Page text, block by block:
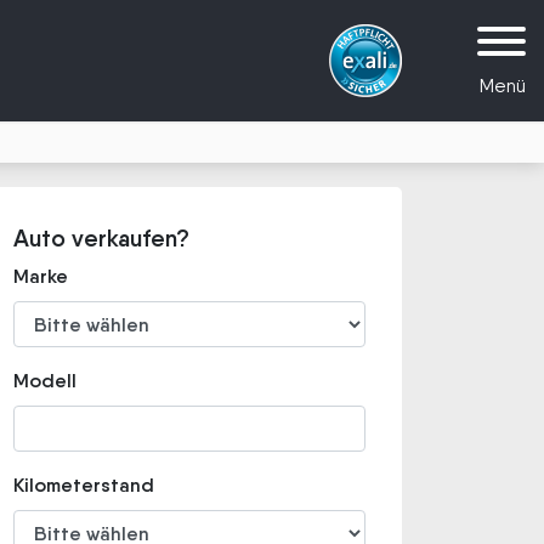
Menü
Auto verkaufen?
Marke
Modell
Kilometerstand